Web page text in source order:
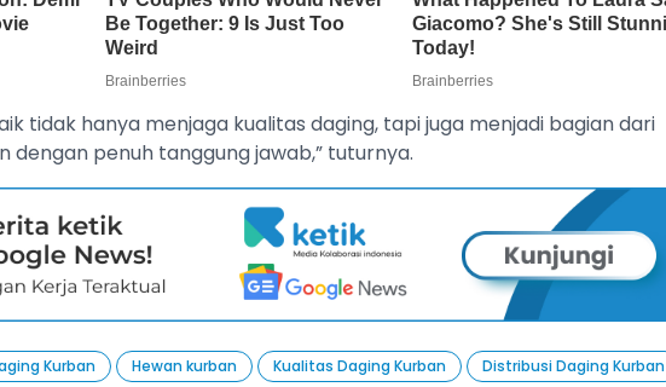
tidak hanya menjaga kualitas daging, tapi juga menjadi bagian dari
dengan penuh tanggung jawab,” tuturnya.
Kurban Hewan kurban Kualitas Daging Kurban
Distribusi Daging Kurban